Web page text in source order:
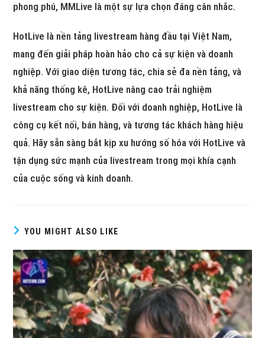
phong phú, MMLive là một sự lựa chọn đáng cân nhắc.
HotLive là nền tảng livestream hàng đầu tại Việt Nam,
mang đến giải pháp hoàn hảo cho cả sự kiện và doanh
nghiệp. Với giao diện tương tác, chia sẻ đa nền tảng, và
khả năng thống kê, HotLive nâng cao trải nghiệm
livestream cho sự kiện. Đối với doanh nghiệp, HotLive là
công cụ kết nối, bán hàng, và tương tác khách hàng hiệu
quả. Hãy sẵn sàng bắt kịp xu hướng số hóa với HotLive và
tận dụng sức mạnh của livestream trong mọi khía cạnh
của cuộc sống và kinh doanh.
YOU MIGHT ALSO LIKE